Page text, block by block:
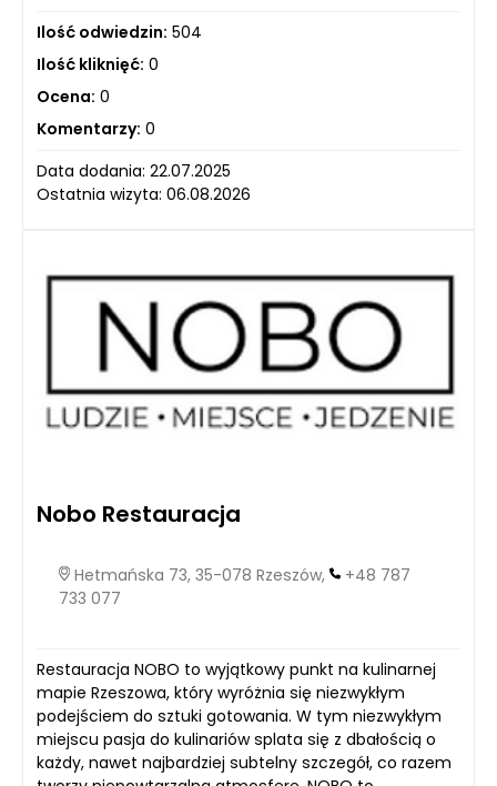
Ilość odwiedzin: 504
Ilość kliknięć: 0
Ocena: 0
Komentarzy: 0
Data dodania: 22.07.2025
Ostatnia wizyta: 06.08.2026
Nobo Restauracja
Hetmańska 73, 35-078 Rzeszów,
+48 787
733 077
Restauracja NOBO to wyjątkowy punkt na kulinarnej
mapie Rzeszowa, który wyróżnia się niezwykłym
podejściem do sztuki gotowania. W tym niezwykłym
miejscu pasja do kulinariów splata się z dbałością o
każdy, nawet najbardziej subtelny szczegół, co razem